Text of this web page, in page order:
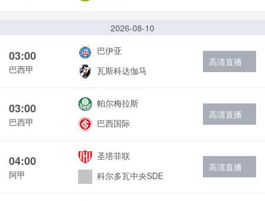
2026-08-10
03:00
巴西甲
巴伊亚
瓦斯科达伽马
高清直播
03:00
巴西甲
帕尔梅拉斯
巴西国际
高清直播
04:00
阿甲
圣塔菲联
科尔多瓦中央SDE
高清直播